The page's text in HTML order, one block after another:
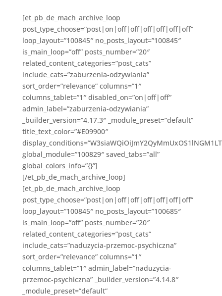
[et_pb_de_mach_archive_loop
post_type_choose=”post|on|off|off|off|off|off|off”
loop_layout=”100845″ no_posts_layout=”100845″
is_main_loop=”off” posts_number=”20″
related_content_categories=”post_cats”
include_cats=”zaburzenia-odzywiania”
sort_order=”relevance” columns=”1″
columns_tablet=”1″ disabled_on=”on|off|off”
admin_label=”zaburzenia-odzywiania”
_builder_version=”4.17.3″ _module_preset=”default”
title_text_color=”#E09900″
global_module=”100829″ saved_tabs=”all”
global_colors_info=”{}”]
[/et_pb_de_mach_archive_loop]
[et_pb_de_mach_archive_loop
post_type_choose=”post|on|off|off|off|off|off|off”
loop_layout=”100845″ no_posts_layout=”100685″
is_main_loop=”off” posts_number=”20″
related_content_categories=”post_cats”
include_cats=”naduzycia-przemoc-psychiczna”
sort_order=”relevance” columns=”1″
columns_tablet=”1″ admin_label=”naduzycia-
przemoc-psychiczna” _builder_version=”4.14.8″
_module_preset=”default”